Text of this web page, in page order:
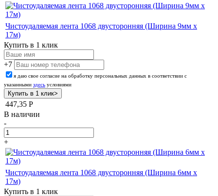
Чистоудаляемая лента 1068 двусторонняя (Ширина 9мм х
17м)
Купить в 1 клик
+7
я даю свое согласие на обработку персональных данных в соответствии с
указанными здесь условиями
447,35 Р
В наличии
-
+
Чистоудаляемая лента 1068 двусторонняя (Ширина 6мм х
17м)
Купить в 1 клик